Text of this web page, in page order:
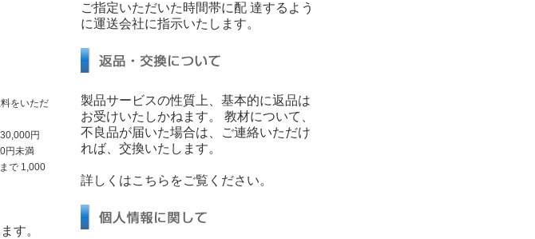
をいただ
円
円未満
で 1,000
す。
ご指定いただいた時間帯に配 達するよう
に運送会社に指示いたします。
製品サービスの性質上、基本的に返品は
お受けいたしかねます。 教材について、
不良品が届いた場合は、ご連絡いただけ
れば、交換いたします。
詳しくはこちらをご覧ください。